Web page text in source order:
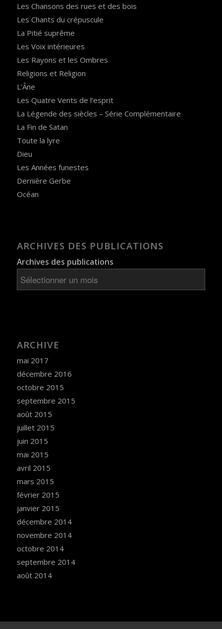
Les Chansons des rues et des bois
Les Chants du crépuscule
La Pitié suprême
Les Voix intérieures
Les Rayons et les Ombres
Religions et Religion
L’Âne
Les Quatre Vents de l’esprit
La Légende des siècles – Série Complémentaire
La Fin de Satan
Toute la lyre
Dieu
Les Années funestes
Dernière Gerbe
Océan
ARCHIVES DES PUBLICATIONS
Archives des publications
ARCHIVE
mai 2017
décembre 2016
octobre 2015
septembre 2015
août 2015
juillet 2015
juin 2015
mai 2015
avril 2015
mars 2015
février 2015
janvier 2015
décembre 2014
novembre 2014
octobre 2014
septembre 2014
août 2014